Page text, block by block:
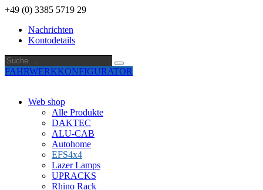
+49 (0) 3385 5719 29
Nachrichten
Kontodetails
Suche
…
Suche
FAHRWERKKONFIGURATOR
Web shop
Alle Produkte
DAKTEC
ALU-CAB
Autohome
EFS4x4
Lazer Lamps
UPRACKS
Rhino Rack